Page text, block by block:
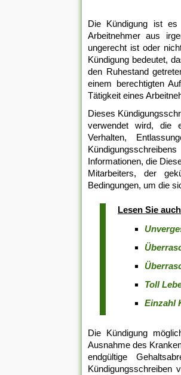
Die Kündigung ist es
Arbeitnehmer aus
ungerecht ist oder
Kündigung bedeutet,
den Ruhestand
einem berechtigten
Tätigkeit eines
Dieses
verwendet wird, die
Verhalten,
Informationen, die
Mitarbeiters, der
Bedingungen, um die
Lesen Sie
Toll
Einzahl
Die Kündigung
Ausnahme des
endgültige
Kündigungsschreiben